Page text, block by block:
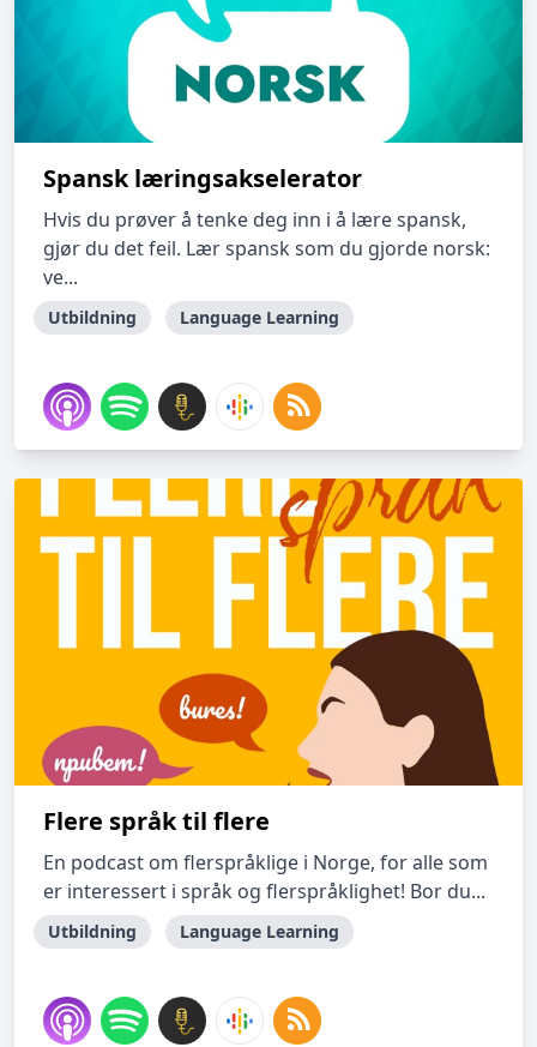
Spansk læringsakselerator
Hvis du prøver å tenke deg inn i å lære spansk,
gjør du det feil. Lær spansk som du gjorde norsk:
ve...
Utbildning Language Learning
Flere språk til flere
En podcast om flerspråklige i Norge, for alle som
er interessert i språk og flerspråklighet! Bor du...
Utbildning Language Learning